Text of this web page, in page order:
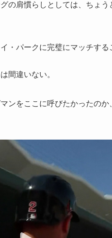
の肩慣らしとしては、ちょ
・パークに完璧にマッチす
間違いない。
ンをここに呼びたかったの